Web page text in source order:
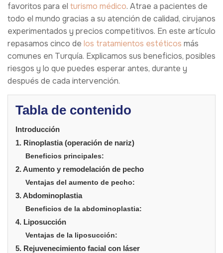
favoritos para el turismo médico. Atrae a pacientes de
todo el mundo gracias a su atención de calidad, cirujanos
experimentados y precios competitivos. En este artículo
repasamos cinco de los tratamientos estéticos más
comunes en Turquía. Explicamos sus beneficios, posibles
riesgos y lo que puedes esperar antes, durante y
después de cada intervención.
Tabla de contenido
Introducción
1. Rinoplastia (operación de nariz)
Beneficios principales:
2. Aumento y remodelación de pecho
Ventajas del aumento de pecho:
3. Abdominoplastia
Beneficios de la abdominoplastia:
4. Liposucción
Ventajas de la liposucción:
5. Rejuvenecimiento facial con láser